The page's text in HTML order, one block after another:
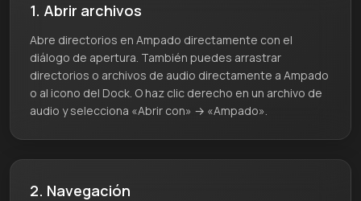
1. Abrir archivos
Abre directorios en Ampado directamente con el
diálogo de apertura. También puedes arrastrar
directorios o archivos de audio directamente a Ampado
o al icono del Dock. O haz clic derecho en un archivo de
audio y selecciona «Abrir con» → «Ampado».
2. Navegación